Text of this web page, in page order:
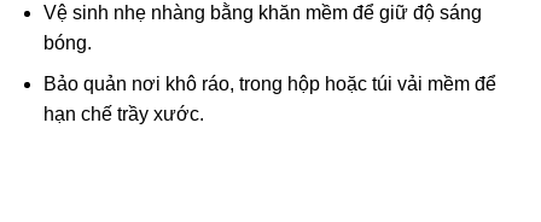
Vệ sinh nhẹ nhàng bằng khăn mềm để giữ độ sáng
bóng.
Bảo quản nơi khô ráo, trong hộp hoặc túi vải mềm để
hạn chế trầy xước.